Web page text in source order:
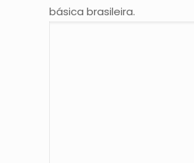
básica brasileira.